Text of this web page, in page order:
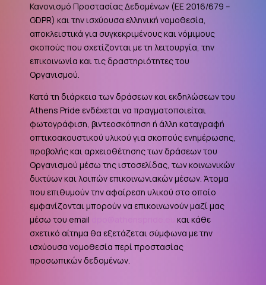
Κανονισμό Προστασίας Δεδομένων (ΕΕ 2016/679 –
GDPR) και την ισχύουσα ελληνική νομοθεσία,
αποκλειστικά για συγκεκριμένους και νόμιμους
σκοπούς που σχετίζονται με τη λειτουργία, την
επικοινωνία και τις δραστηριότητες του
Οργανισμού.
Κατά τη διάρκεια των δράσεων και εκδηλώσεων του
Athens Pride ενδέχεται να πραγματοποιείται
φωτογράφιση, βιντεοσκόπηση ή άλλη καταγραφή
οπτικοακουστικού υλικού για σκοπούς ενημέρωσης,
προβολής και αρχειοθέτησης των δράσεων του
Οργανισμού μέσω της ιστοσελίδας, των κοινωνικών
δικτύων και λοιπών επικοινωνιακών μέσων. Άτομα
που επιθυμούν την αφαίρεση υλικού στο οποίο
εμφανίζονται μπορούν να επικοινωνούν μαζί μας
μέσω του email
και κάθε
σχετικό αίτημα θα εξετάζεται σύμφωνα με την
ισχύουσα νομοθεσία περί προστασίας
προσωπικών δεδομένων.